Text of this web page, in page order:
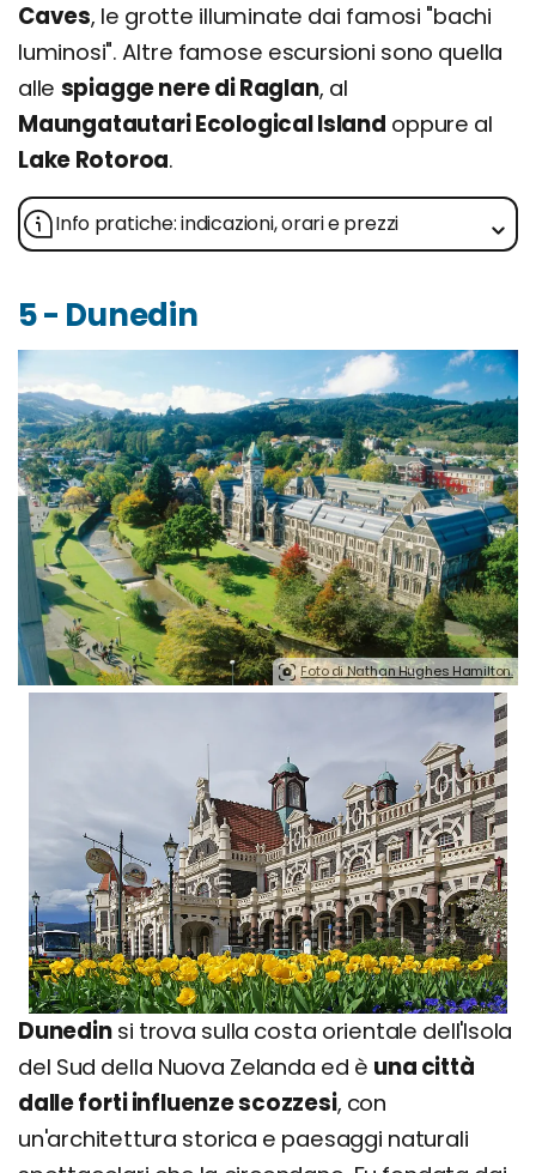
Caves, le grotte illuminate dai famosi "bachi
luminosi". Altre famose escursioni sono quella
alle spiagge nere di Raglan, al
Maungatautari Ecological Island oppure al
Lake Rotoroa.
Info pratiche: indicazioni, orari e prezzi
5 - Dunedin
Foto di Nathan Hughes Hamilton.
Dunedinsi trova sulla costa orientale dell'Isola
del Sud della Nuova Zelanda ed è una città
dalle forti influenze scozzesi, con
un'architettura storica e paesaggi naturali